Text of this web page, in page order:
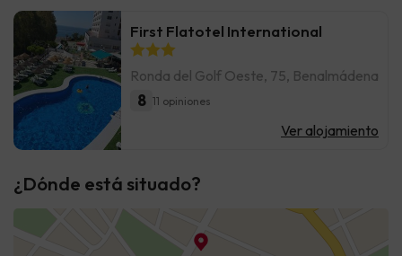
First Flatotel International
Ronda del Golf Oeste, 75, Benalmádena
8 11 opiniones
Ver alojamiento
¿Dónde está situado?